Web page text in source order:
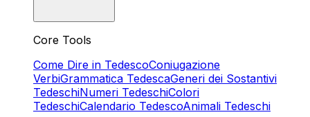
Core Tools
Come Dire in TedescoConiugazione
VerbiGrammatica TedescaGeneri dei Sostantivi
TedeschiNumeri TedeschiColori
TedeschiCalendario TedescoAnimali Tedeschi